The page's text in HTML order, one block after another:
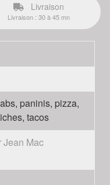
Livraison
Livraison : 30 à 45 mn
paninis, pizza,
tacos
Jean Mac